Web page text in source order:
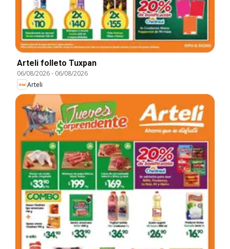
Arteli folleto Tuxpan
06/08/2026- 06/08/2026
Arteli